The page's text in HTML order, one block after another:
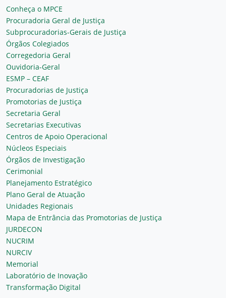
Conheça o MPCE
Procuradoria Geral de Justiça
Subprocuradorias-Gerais de Justiça
Órgãos Colegiados
Corregedoria Geral
Ouvidoria-Geral
ESMP – CEAF
Procuradorias de Justiça
Promotorias de Justiça
Secretaria Geral
Secretarias Executivas
Centros de Apoio Operacional
Núcleos Especiais
Órgãos de Investigação
Cerimonial
Planejamento Estratégico
Plano Geral de Atuação
Unidades Regionais
Mapa de Entrância das Promotorias de Justiça
JURDECON
NUCRIM
NURCIV
Memorial
Laboratório de Inovação
Transformação Digital